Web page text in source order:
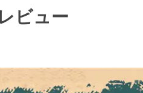
ビュー